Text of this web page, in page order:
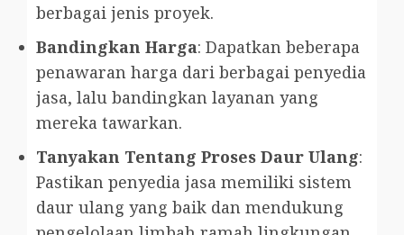
berbagai jenis proyek.
Bandingkan Harga: Dapatkan beberapa
penawaran harga dari berbagai penyedia
jasa, lalu bandingkan layanan yang
mereka tawarkan.
Tanyakan Tentang Proses Daur Ulang:
Pastikan penyedia jasa memiliki sistem
daur ulang yang baik dan mendukung